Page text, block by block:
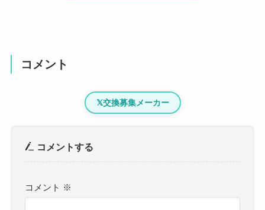
コメント
𝕏交換募集メーカー
コメントする
コメント ※